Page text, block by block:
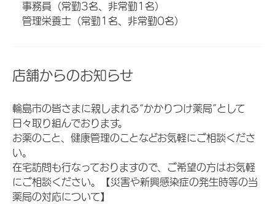
事務員（常勤3名、非常勤1名）
管理栄養士（常勤1名、非常勤0名）
店舗からのお知らせ
輪島市の皆さまに親しまれる“かかりつけ薬局”として
日々取り組んでおります。
お薬のこと、健康管理のことなどお気軽にご相談くださ
い。
在宅訪問も行なっておりますので、ご希望の方はお気軽
にご相談ください。【災害や新興感染症の発生時等の当
薬局の対応について】